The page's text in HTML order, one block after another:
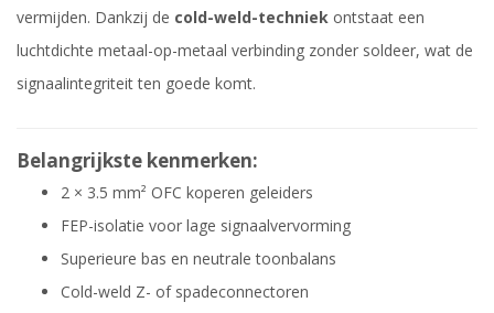
vermijden. Dankzij de cold-weld-techniek ontstaat een
luchtdichte metaal-op-metaal verbinding zonder soldeer, wat de
signaalintegriteit ten goede komt.
Belangrijkste kenmerken:
2 × 3.5 mm² OFC koperen geleiders
FEP-isolatie voor lage signaalvervorming
Superieure bas en neutrale toonbalans
Cold-weld Z- of spadeconnectoren